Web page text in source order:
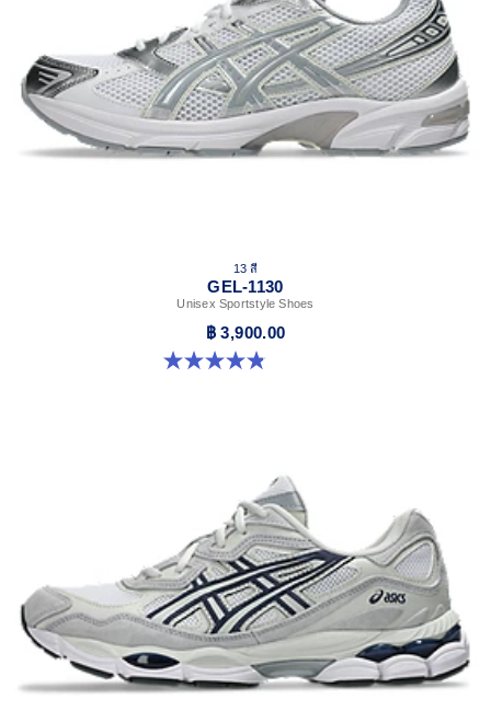
13 สี
GEL-1130
Unisex Sportstyle Shoes
฿ 3,900.00
4.8 จาก 5 ดาว 401 รีวิว